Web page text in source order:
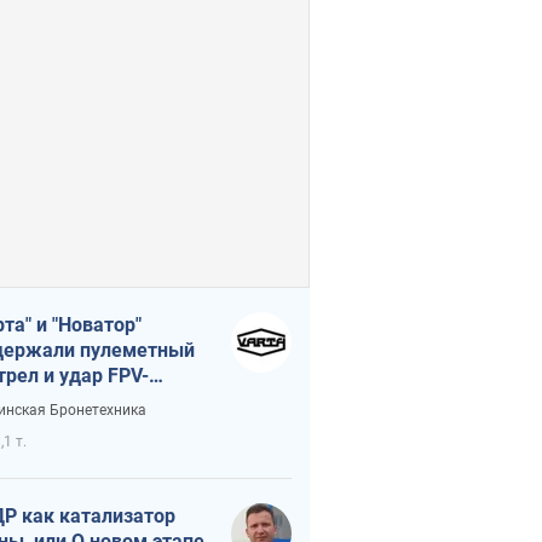
и "Новатор"
пулеметный
и удар FPV-
сохранив жизнь
Бронетехника
т.
как катализатор